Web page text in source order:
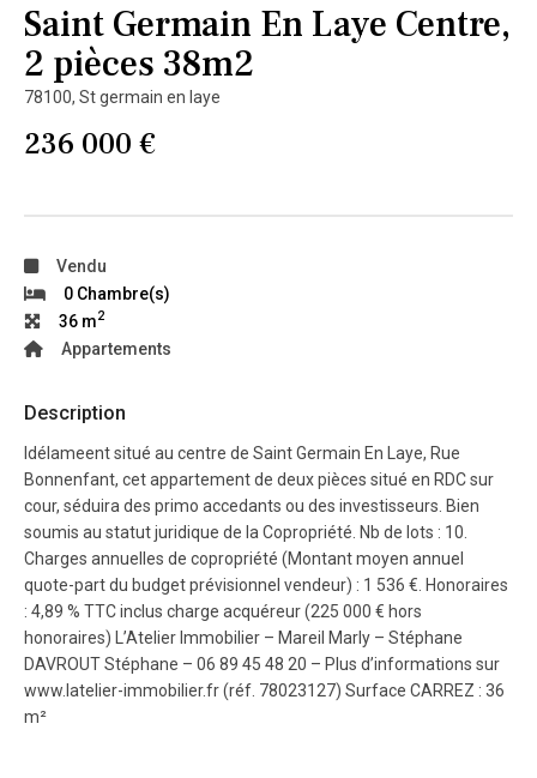
Saint Germain En Laye Centre,
2 pièces 38m2
78100,St germain en laye
236 000 €
Vendu
0 Chambre(s)
36 m2
Appartements
Description
Idélameent situé au centre de Saint Germain En Laye, Rue
Bonnenfant, cet appartement de deux pièces situé en RDC sur
cour, séduira des primo accedants ou des investisseurs. Bien
soumis au statut juridique de la Copropriété. Nb de lots : 10.
Charges annuelles de copropriété (Montant moyen annuel
quote-part du budget prévisionnel vendeur) : 1 536 €. Honoraires
: 4,89 % TTC inclus charge acquéreur (225 000 € hors
honoraires) L’Atelier Immobilier – Mareil Marly – Stéphane
DAVROUT Stéphane – 06 89 45 48 20 – Plus d’informations sur
www.latelier-immobilier.fr (réf. 78023127) Surface CARREZ : 36
m²